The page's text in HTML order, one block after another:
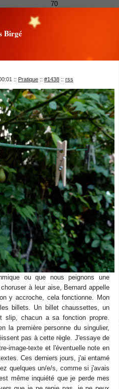
70
Birgé
:: Pratique :: #1438 :: rss
ou que nous peignons une
à leur aise, Bernard appelle
y accroche, cela fonctionne. Mon
billets. Un billet chaussettes, un
slip, chacun a sa fonction propre.
la première personne du singulier,
pas à cette règle. J'essaye de
image-texte et l'éventuelle note en
Ces derniers jours, j'ai entamé
quelques un/e/s, comme si j'avais
même inquiété que je perde mes